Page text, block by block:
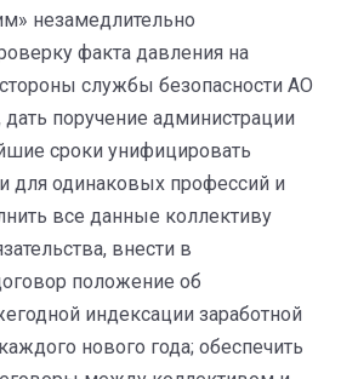
незамедлительно
факта давления на
службы безопасности АО
дать поручение администрации
сроки унифицировать
для одинаковых профессий и
все данные коллективу
внести в
положение об
индексации заработной
нового года; обеспечить